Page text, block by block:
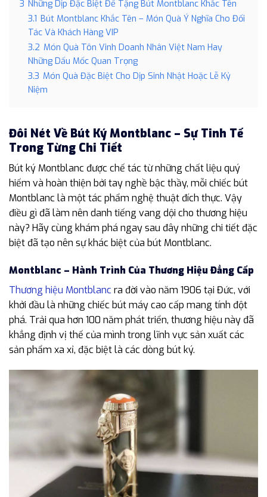
3 Những Dịp Đặc Biệt Để Tặng Bút Montblanc Khắc Tên
3.1 Bút Montblanc Khắc Tên – Món Quà Ý Nghĩa Cho Đối
Tác Và Khách Hàng VIP
3.2 Món Quà Tôn Vinh Doanh Nhân Việt Nam Hay
Những Dấu Mốc Quan Trọng
3.3 Món Quà Đặc Biệt Cho Dịp Sinh Nhật Hoặc Lễ Kỷ
Niệm
Đôi Nét Về Bút Ký Montblanc – Sự Tinh Tế
Trong Từng Chi Tiết
Bút ký Montblanc được chế tác từ những chất liệu quý
hiếm và hoàn thiện bởi tay nghề bậc thầy, mỗi chiếc bút
Montblanc là một tác phẩm nghệ thuật đích thực. Vậy
điều gì đã làm nên danh tiếng vang dội cho thương hiệu
này? Hãy cùng khám phá ngay sau đây những chi tiết đặc
biệt đã tạo nên sự khác biệt của bút Montblanc.
Montblanc – Hành Trình Của Thương Hiệu Đẳng Cấp
Thương hiệu Montblancra đời vào năm 1906 tại Đức, với
khởi đầu là những chiếc bút máy cao cấp mang tính đột
phá. Trải qua hơn 100 năm phát triển, thương hiệu này đã
khẳng định vị thế của mình trong lĩnh vực sản xuất các
sản phẩm xa xỉ, đặc biệt là các dòng bút ký.